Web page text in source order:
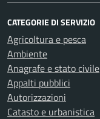
CATEGORIE DI SERVIZIO
Agricoltura e pesca
Ambiente
Anagrafe e stato civile
Appalti pubblici
Autorizzazioni
Catasto e urbanistica